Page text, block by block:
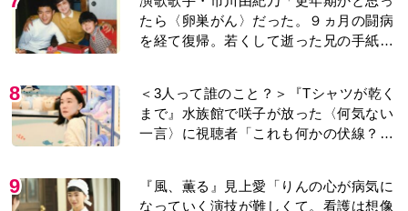
もっと見る